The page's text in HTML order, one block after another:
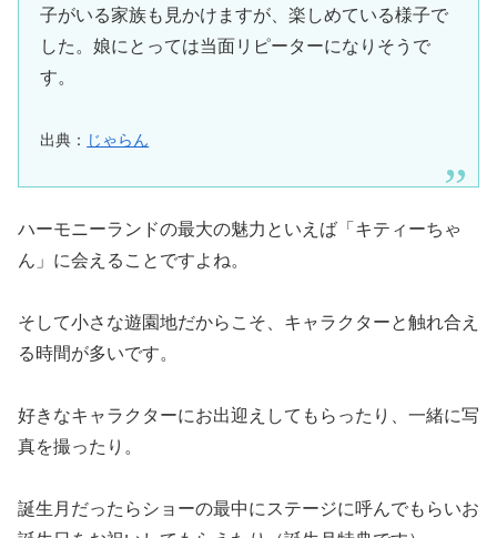
子がいる家族も見かけますが、楽しめている様子で
した。娘にとっては当面リピーターになりそうで
す。
出典： じゃらん
ハーモニーランドの最大の魅力といえば「キティーちゃ
ん」に会えることですよね。
そして小さな遊園地だからこそ、キャラクターと触れ合え
る時間が多いです。
好きなキャラクターにお出迎えしてもらったり、一緒に写
真を撮ったり。
誕生月だったらショーの最中にステージに呼んでもらいお